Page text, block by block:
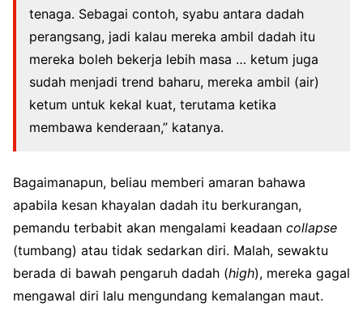
tenaga. Sebagai contoh, syabu antara dadah
perangsang, jadi kalau mereka ambil dadah itu
mereka boleh bekerja lebih masa … ketum juga
sudah menjadi trend baharu, mereka ambil (air)
ketum untuk kekal kuat, terutama ketika
membawa kenderaan,” katanya.
Bagaimanapun, beliau memberi amaran bahawa
apabila kesan khayalan dadah itu berkurangan,
pemandu terbabit akan mengalami keadaan collapse
(tumbang) atau tidak sedarkan diri. Malah, sewaktu
berada di bawah pengaruh dadah (high), mereka gagal
mengawal diri lalu mengundang kemalangan maut.